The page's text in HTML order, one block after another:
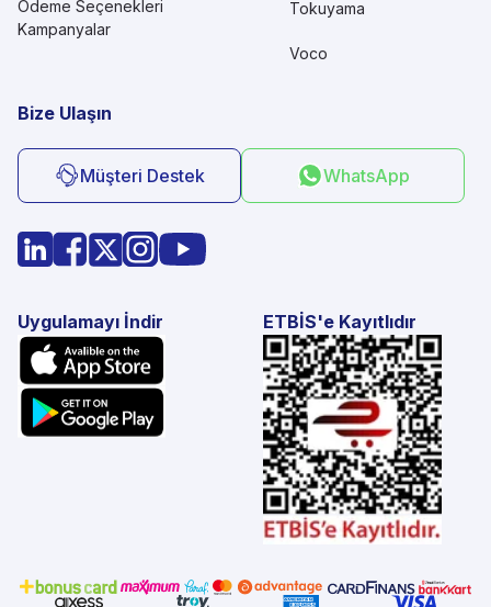
Ödeme Seçenekleri
Kampanyalar
Tokuyama
Voco
Bize Ulaşın
Müşteri Destek WhatsApp
Uygulamayı İndir ETBİS'e Kayıtlıdır